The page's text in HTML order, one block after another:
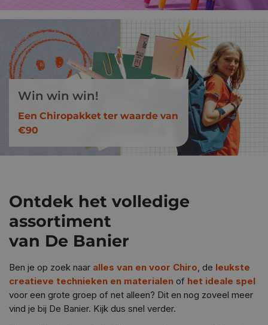
Win win win!
Een Chiropakket ter waarde van
€90
Ontdek het volledige
assortiment
van De Banier
Ben je op zoek naar alles van en voor Chiro, de leukste
creatieve technieken en materialen of het ideale spel
voor een grote groep of net alleen? Dit en nog zoveel meer
vind je bij De Banier. Kijk dus snel verder.